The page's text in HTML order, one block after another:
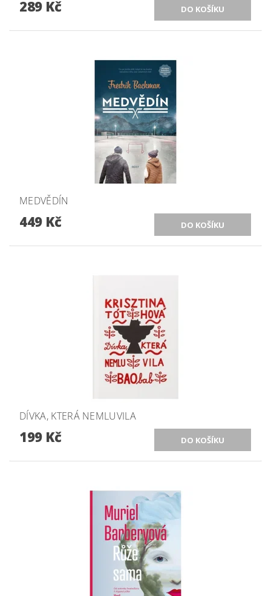
289 Kč
MEDVĚDÍN
449 Kč
DÍVKA, KTERÁ NEMLUVILA
199 Kč